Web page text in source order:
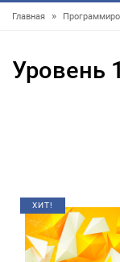
Главная »
Уровень
ХИТ!